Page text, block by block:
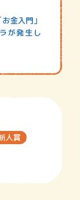
金入門」
が発生し
人賞